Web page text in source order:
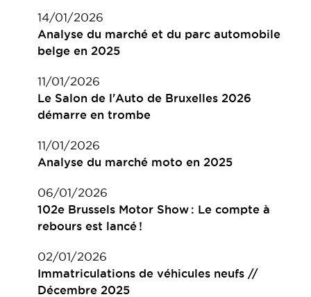
14/01/2026
Analyse du marché et du parc automobile
belge en 2025
11/01/2026
Le Salon de l'Auto de Bruxelles 2026
démarre en trombe
11/01/2026
Analyse du marché moto en 2025
06/01/2026
102e Brussels Motor Show : Le compte à
rebours est lancé !
02/01/2026
Immatriculations de véhicules neufs //
Décembre 2025